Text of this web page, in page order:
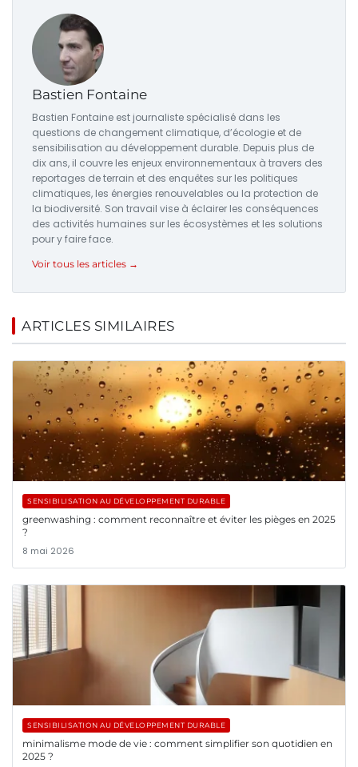
Bastien Fontaine
Bastien Fontaine est journaliste spécialisé dans les
questions de changement climatique, d’écologie et de
sensibilisation au développement durable. Depuis plus de
dix ans, il couvre les enjeux environnementaux à travers des
reportages de terrain et des enquêtes sur les politiques
climatiques, les énergies renouvelables ou la protection de
la biodiversité. Son travail vise à éclairer les conséquences
des activités humaines sur les écosystèmes et les solutions
pour y faire face.
Voir tous les articles →
ARTICLES SIMILAIRES
SENSIBILISATION AU DÉVELOPPEMENT DURABLE
greenwashing : comment reconnaître et éviter les pièges en 2025
?
8 mai 2026
SENSIBILISATION AU DÉVELOPPEMENT DURABLE
minimalisme mode de vie : comment simplifier son quotidien en
2025 ?